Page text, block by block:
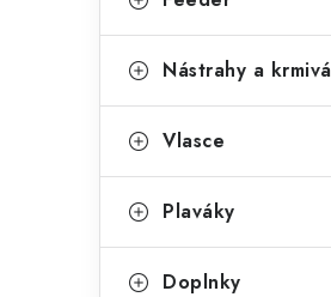
ý
a
n
l
ó
i
Nástrahy a krmivá
Vlasce
Plaváky
Doplnky